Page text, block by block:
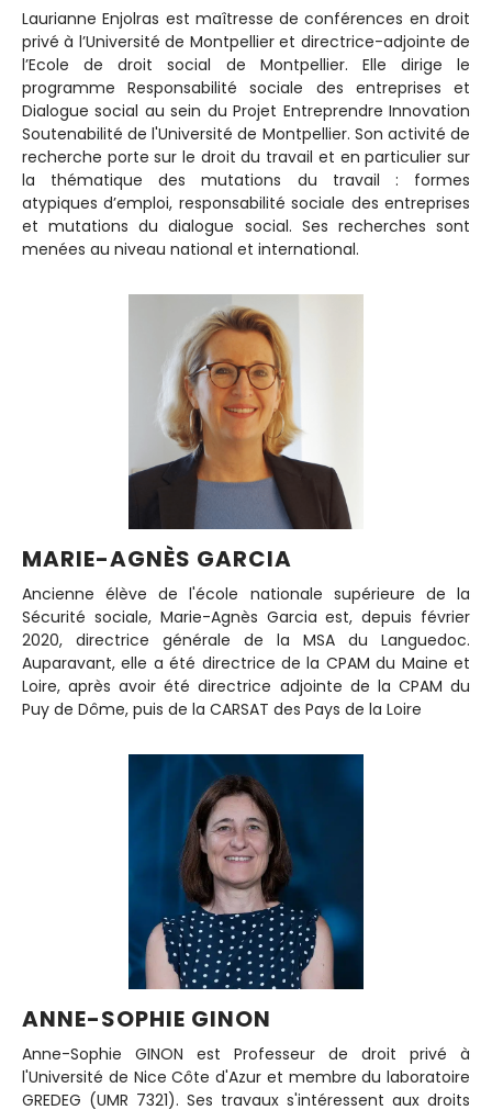
Laurianne Enjolras est maîtresse de conférences en droit
privé à l’Université de Montpellier et directrice-adjointe de
l’Ecole de droit social de Montpellier. Elle dirige le
programme Responsabilité sociale des entreprises et
Dialogue social au sein du Projet Entreprendre Innovation
Soutenabilité de l'Université de Montpellier. Son activité de
recherche porte sur le droit du travail et en particulier sur
la thématique des mutations du travail : formes
atypiques d’emploi, responsabilité sociale des entreprises
et mutations du dialogue social. Ses recherches sont
menées au niveau national et international.
MARIE-AGNÈS GARCIA
Ancienne élève de l'école nationale supérieure de la
Sécurité sociale, Marie-Agnès Garcia est, depuis février
2020, directrice générale de la MSA du Languedoc.
Auparavant, elle a été directrice de la CPAM du Maine et
Loire, après avoir été directrice adjointe de la CPAM du
Puy de Dôme, puis de la CARSAT des Pays de la Loire
ANNE-SOPHIE GINON
Anne-Sophie GINON est Professeur de droit privé à
l'Université de Nice Côte d'Azur et membre du laboratoire
GREDEG (UMR 7321). Ses travaux s'intéressent aux droits